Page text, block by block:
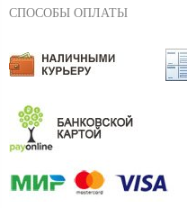
СПОСОБЫ ОПЛАТЫ